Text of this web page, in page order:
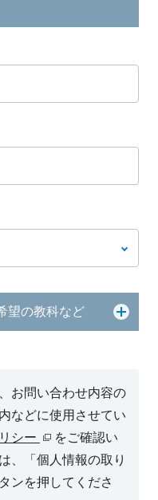
望の教科など
お問い合わせ内容の
などに使用させてい
シー
をご確認い
、「個人情報の取り
ンを押してくださ